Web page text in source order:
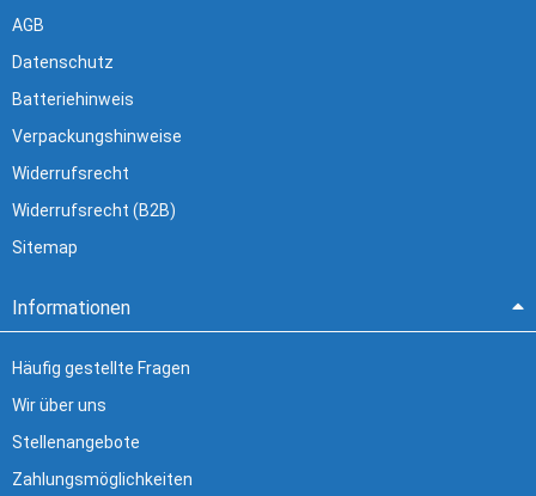
AGB
Datenschutz
Batteriehinweis
Verpackungshinweise
Widerrufsrecht
Widerrufsrecht (B2B)
Sitemap
Informationen
Häufig gestellte Fragen
Wir über uns
Stellenangebote
Zahlungsmöglichkeiten